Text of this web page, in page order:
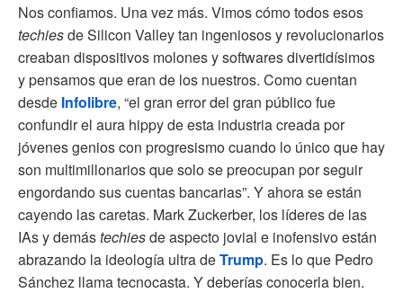
Nos confiamos. Una vez más. Vimos cómo todos esos
techiesde Silicon Valley tan ingeniosos y revolucionarios
creaban dispositivos molones y softwares divertidísimos
y pensamos que eran de los nuestros. Como cuentan
desde Infolibre, “el gran error del gran público fue
confundir el aura hippy de esta industria creada por
jóvenes genios con progresismo cuando lo único que hay
son multimillonarios que solo se preocupan por seguir
engordando sus cuentas bancarias”. Y ahora se están
cayendo las caretas. Mark Zuckerber, los líderes de las
IAs y demástechiesde aspecto jovial e inofensivo están
abrazando la ideología ultra deTrump. Es lo que Pedro
Sánchez llama tecnocasta. Y deberías conocerla bien.